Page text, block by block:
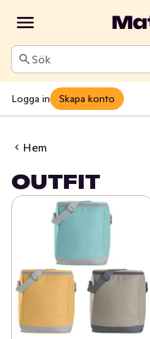
Sök
Logga in Skapa konto
Hem
OUTFIT